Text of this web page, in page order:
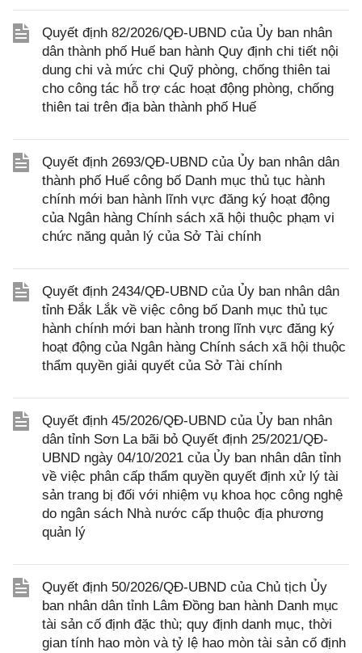
Quyết định 82/2026/QĐ-UBND của Ủy ban nhân
dân thành phố Huế ban hành Quy định chi tiết nội
dung chi và mức chi Quỹ phòng, chống thiên tai
cho công tác hỗ trợ các hoạt động phòng, chống
thiên tai trên địa bàn thành phố Huế
Quyết định 2693/QĐ-UBND của Ủy ban nhân dân
thành phố Huế công bố Danh mục thủ tục hành
chính mới ban hành lĩnh vực đăng ký hoạt động
của Ngân hàng Chính sách xã hội thuộc phạm vi
chức năng quản lý của Sở Tài chính
Quyết định 2434/QĐ-UBND của Ủy ban nhân dân
tỉnh Đắk Lắk về việc công bố Danh mục thủ tục
hành chính mới ban hành trong lĩnh vực đăng ký
hoạt động của Ngân hàng Chính sách xã hội thuộc
thẩm quyền giải quyết của Sở Tài chính
Quyết định 45/2026/QĐ-UBND của Ủy ban nhân
dân tỉnh Sơn La bãi bỏ Quyết định 25/2021/QĐ-
UBND ngày 04/10/2021 của Ủy ban nhân dân tỉnh
về việc phân cấp thẩm quyền quyết định xử lý tài
sản trang bị đối với nhiệm vụ khoa học công nghệ
do ngân sách Nhà nước cấp thuộc địa phương
quản lý
Quyết định 50/2026/QĐ-UBND của Chủ tịch Ủy
ban nhân dân tỉnh Lâm Đồng ban hành Danh mục
tài sản cố định đặc thù; quy định danh mục, thời
gian tính hao mòn và tỷ lệ hao mòn tài sản cố định